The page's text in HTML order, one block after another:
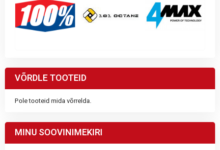
VÕRDLE TOOTEID
Pole tooteid mida võrrelda.
MINU SOOVINIMEKIRI